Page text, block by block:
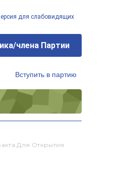
для слабовидящих
члена Партии
Вступить в партию
Для Открытия